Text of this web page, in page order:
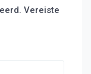
Vereiste